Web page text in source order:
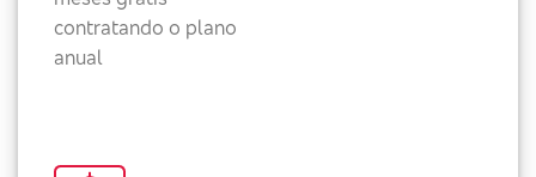
contratando o plano
anual